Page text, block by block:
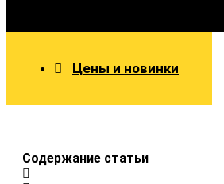
Цены и новинки
Содержание статьи